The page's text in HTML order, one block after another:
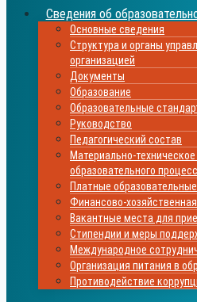
Сведения об
Основные сведения
Структура и органы
организацией
Документы
Образование
Образовательные
Руководство
Педагогический состав
Материально-
образовательного
Платные образовательные
Финансово-
Вакантные места для
Стипендии и меры
Международное
Организация питания в
Противодействие